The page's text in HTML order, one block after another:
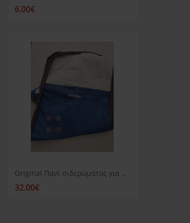
6.00€
Original Πανί σιδερώματος για Stiroplus 650/651/660
32.00€